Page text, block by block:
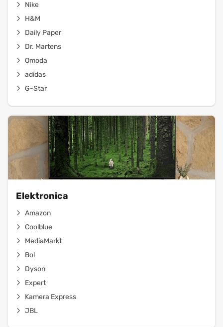
Nike
H&M
Daily Paper
Dr. Martens
Omoda
adidas
G-Star
Elektronica
Amazon
Coolblue
MediaMarkt
Bol
Dyson
Expert
Kamera Express
JBL